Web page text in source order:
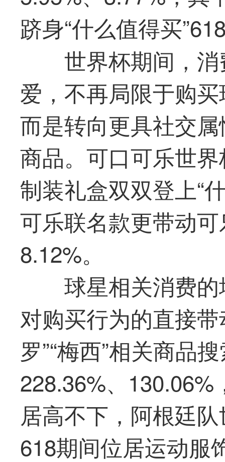
跻身“什么值得买
世界杯期间，
爱，不再局限于购
而是转向更具社交
商品。可口可乐世
制装礼盒双双登上“
可乐联名款更带动
8.12%。
球星相关消费
对购买行为的直接
罗”“梅西”相关商品
228.36%、
居高不下，阿根廷
618期间位居运动服